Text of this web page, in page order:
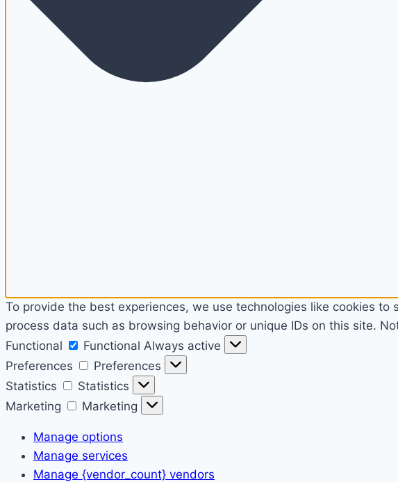
To provide the best experiences, we use technologies like cookies
process data such as browsing behavior or unique IDs on this site.
Functional
Functional Always active
Preferences
Preferences
Statistics
Statistics
Marketing
Marketing
Manage options
Manage services
Manage {vendor_count} vendors